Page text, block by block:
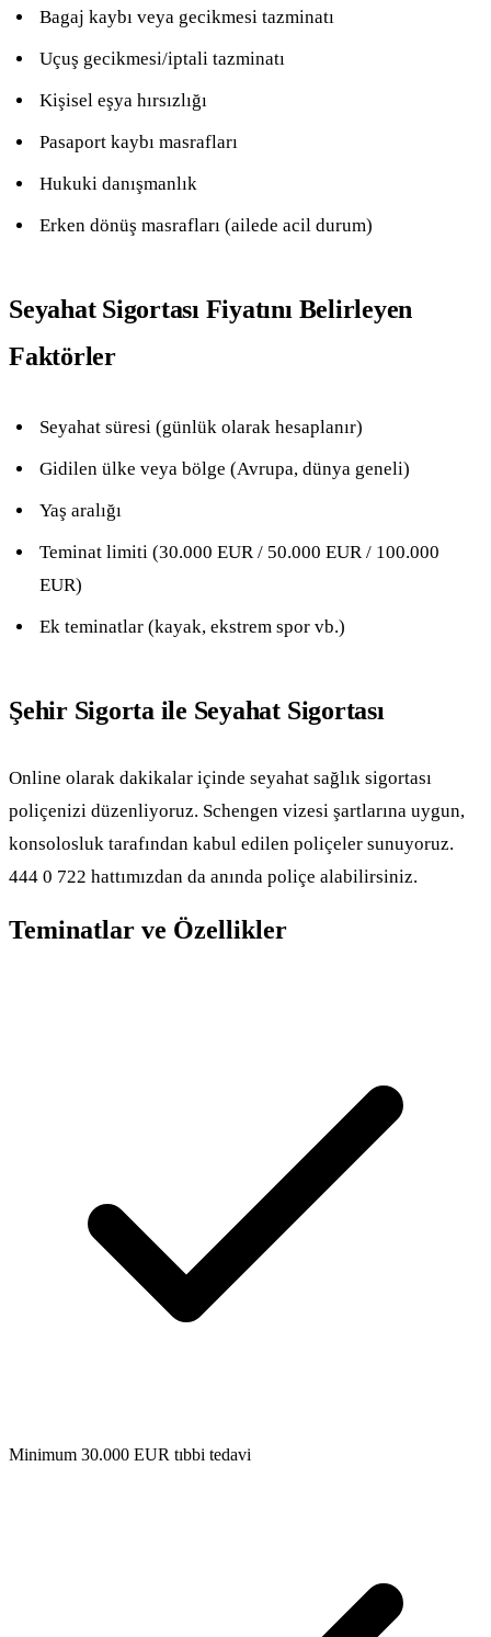
Bagaj kaybı veya gecikmesi tazminatı
Uçuş gecikmesi/iptali tazminatı
Kişisel eşya hırsızlığı
Pasaport kaybı masrafları
Hukuki danışmanlık
Erken dönüş masrafları (ailede acil durum)
Seyahat Sigortası Fiyatını Belirleyen
Faktörler
Seyahat süresi (günlük olarak hesaplanır)
Gidilen ülke veya bölge (Avrupa, dünya geneli)
Yaş aralığı
Teminat limiti (30.000 EUR / 50.000 EUR / 100.000
EUR)
Ek teminatlar (kayak, ekstrem spor vb.)
Şehir Sigorta ile Seyahat Sigortası
Online olarak dakikalar içinde seyahat sağlık sigortası
poliçenizi düzenliyoruz. Schengen vizesi şartlarına uygun,
konsolosluk tarafından kabul edilen poliçeler sunuyoruz.
444 0 722 hattımızdan da anında poliçe alabilirsiniz.
Teminatlar ve Özellikler
Minimum 30.000 EUR tıbbi tedavi